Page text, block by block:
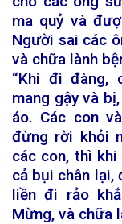
ma quỷ và
Người sai các
và chữa lành
“Khi đi đàng,
mang gậy và
áo. Các con
đừng rời khỏi
các con, thì
cả bụi chân lại,
liền đi rảo
Mừng, và chữa